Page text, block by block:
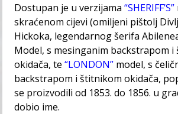
Dostupan je u verzijama“SHERIFF’S”
skraćenom cijevi (omiljeni pištolj
Hickoka, legendarnog šerifa
Model, s mesinganim backstrapom
okidača, te“LONDON” model, s
backstrapom i štitnikom okidača,
se proizvodili od 1853. do 1856. u
dobio ime.